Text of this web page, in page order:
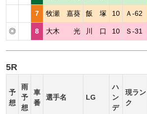
7 牧瀬 嘉葵 飯 塚 10 Ａ-62
◎ 8 大木 光 川 口 10 Ｓ-31
5R
予
想
雨
予
想
車
番
選手名 LG
ハ
ン
デ
現ラン
ク